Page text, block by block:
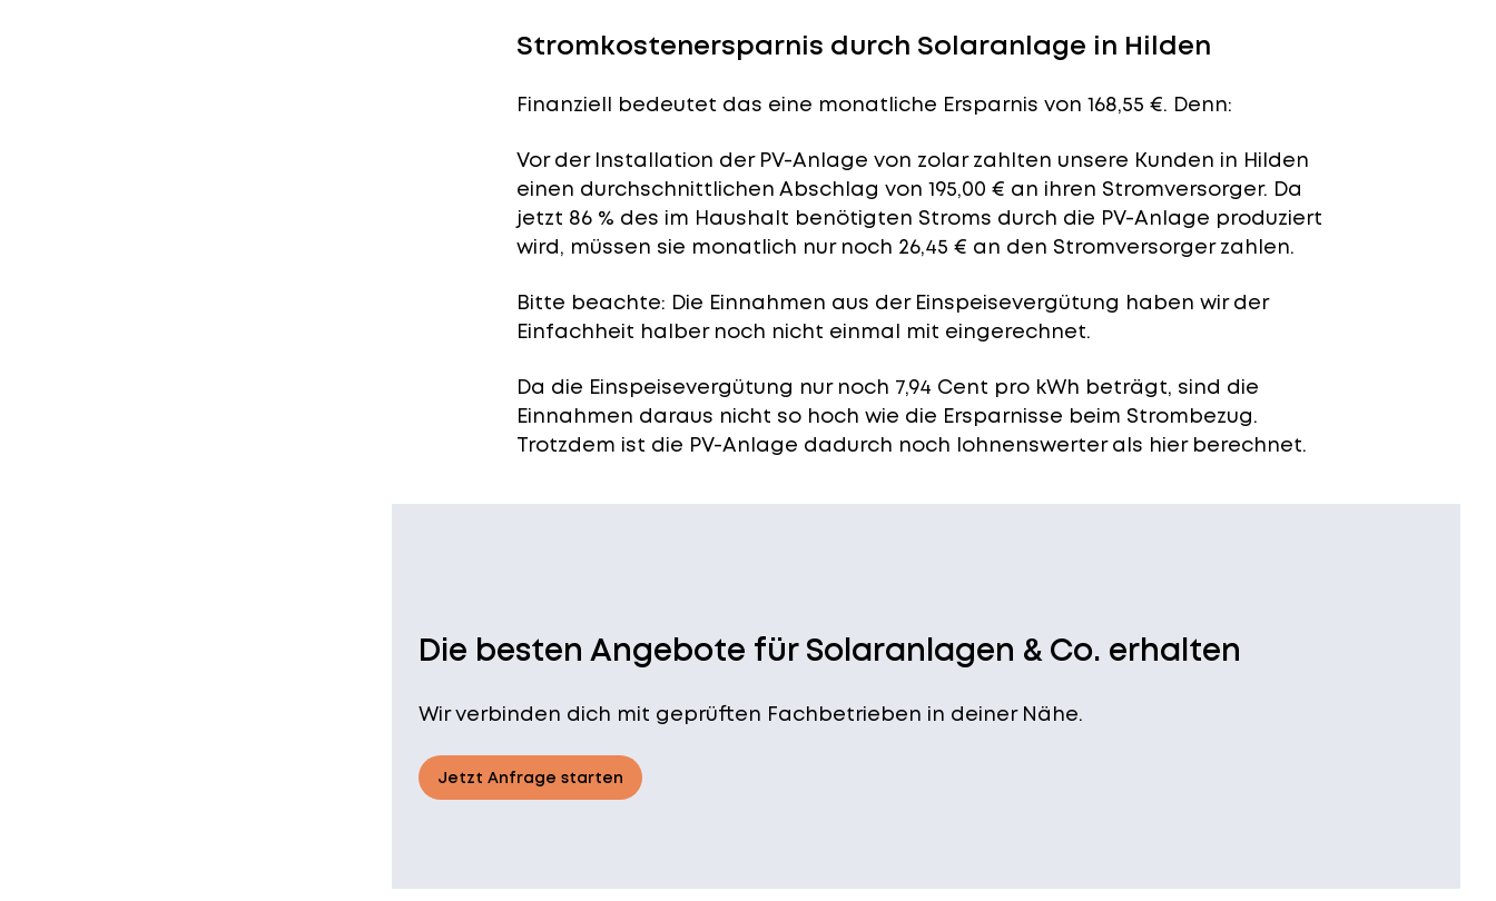
Stromkostenersparnis durch Solaranlage in Hilden
Finanziell bedeutet das eine monatliche Ersparnis von 168,55 €. Denn:
Vor der Installation der PV-Anlage von zolar zahlten unsere Kunden in Hilden
einen durchschnittlichen Abschlag von 195,00 € an ihren Stromversorger. Da
jetzt 86 % des im Haushalt benötigten Stroms durch die PV-Anlage produziert
wird, müssen sie monatlich nur noch 26,45 € an den Stromversorger zahlen.
Bitte beachte: Die Einnahmen aus der Einspeisevergütung haben wir der
Einfachheit halber noch nicht einmal mit eingerechnet.
Da die Einspeisevergütung nur noch 7,94 Cent pro kWh beträgt, sind die
Einnahmen daraus nicht so hoch wie die Ersparnisse beim Strombezug.
Trotzdem ist die PV-Anlage dadurch noch lohnenswerter als hier berechnet.
Die besten Angebote für Solaranlagen & Co. erhalten
Wir verbinden dich mit geprüften Fachbetrieben in deiner Nähe.
Jetzt Anfrage starten